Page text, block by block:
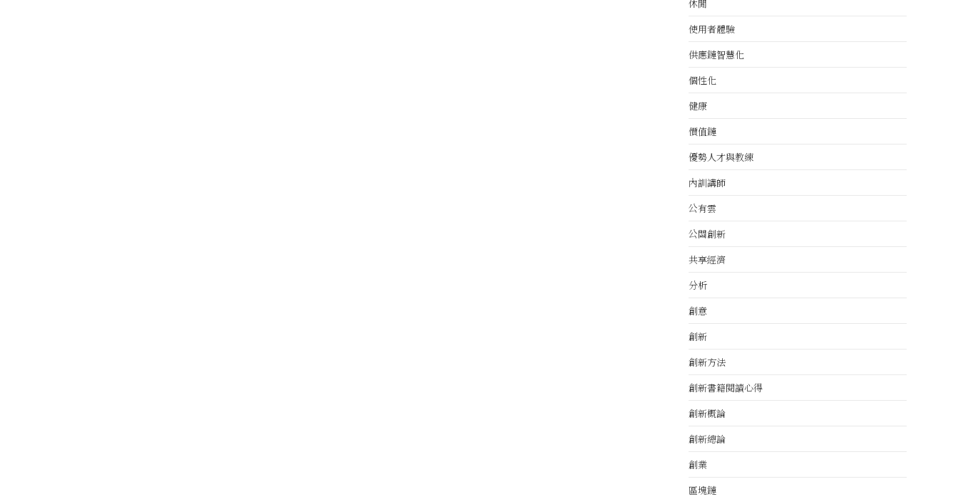
休閒
使用者體驗
供應鏈智慧化
個性化
健康
價值鏈
優勢人才與教練
內訓講師
公有雲
公關創新
共享經濟
分析
創意
創新
創新方法
創新書籍閱讀心得
創新概論
創新總論
創業
區塊鏈